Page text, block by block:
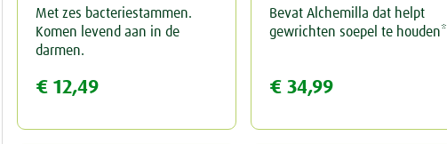
Oren
Perimenopauze
Prostaat
Met zes bacteriestammen.
Komen levend aan in de
darmen.
€ 12,49
Bevat Alchemilla dat helpt
gewrichten soepel te houden*
€ 34,99